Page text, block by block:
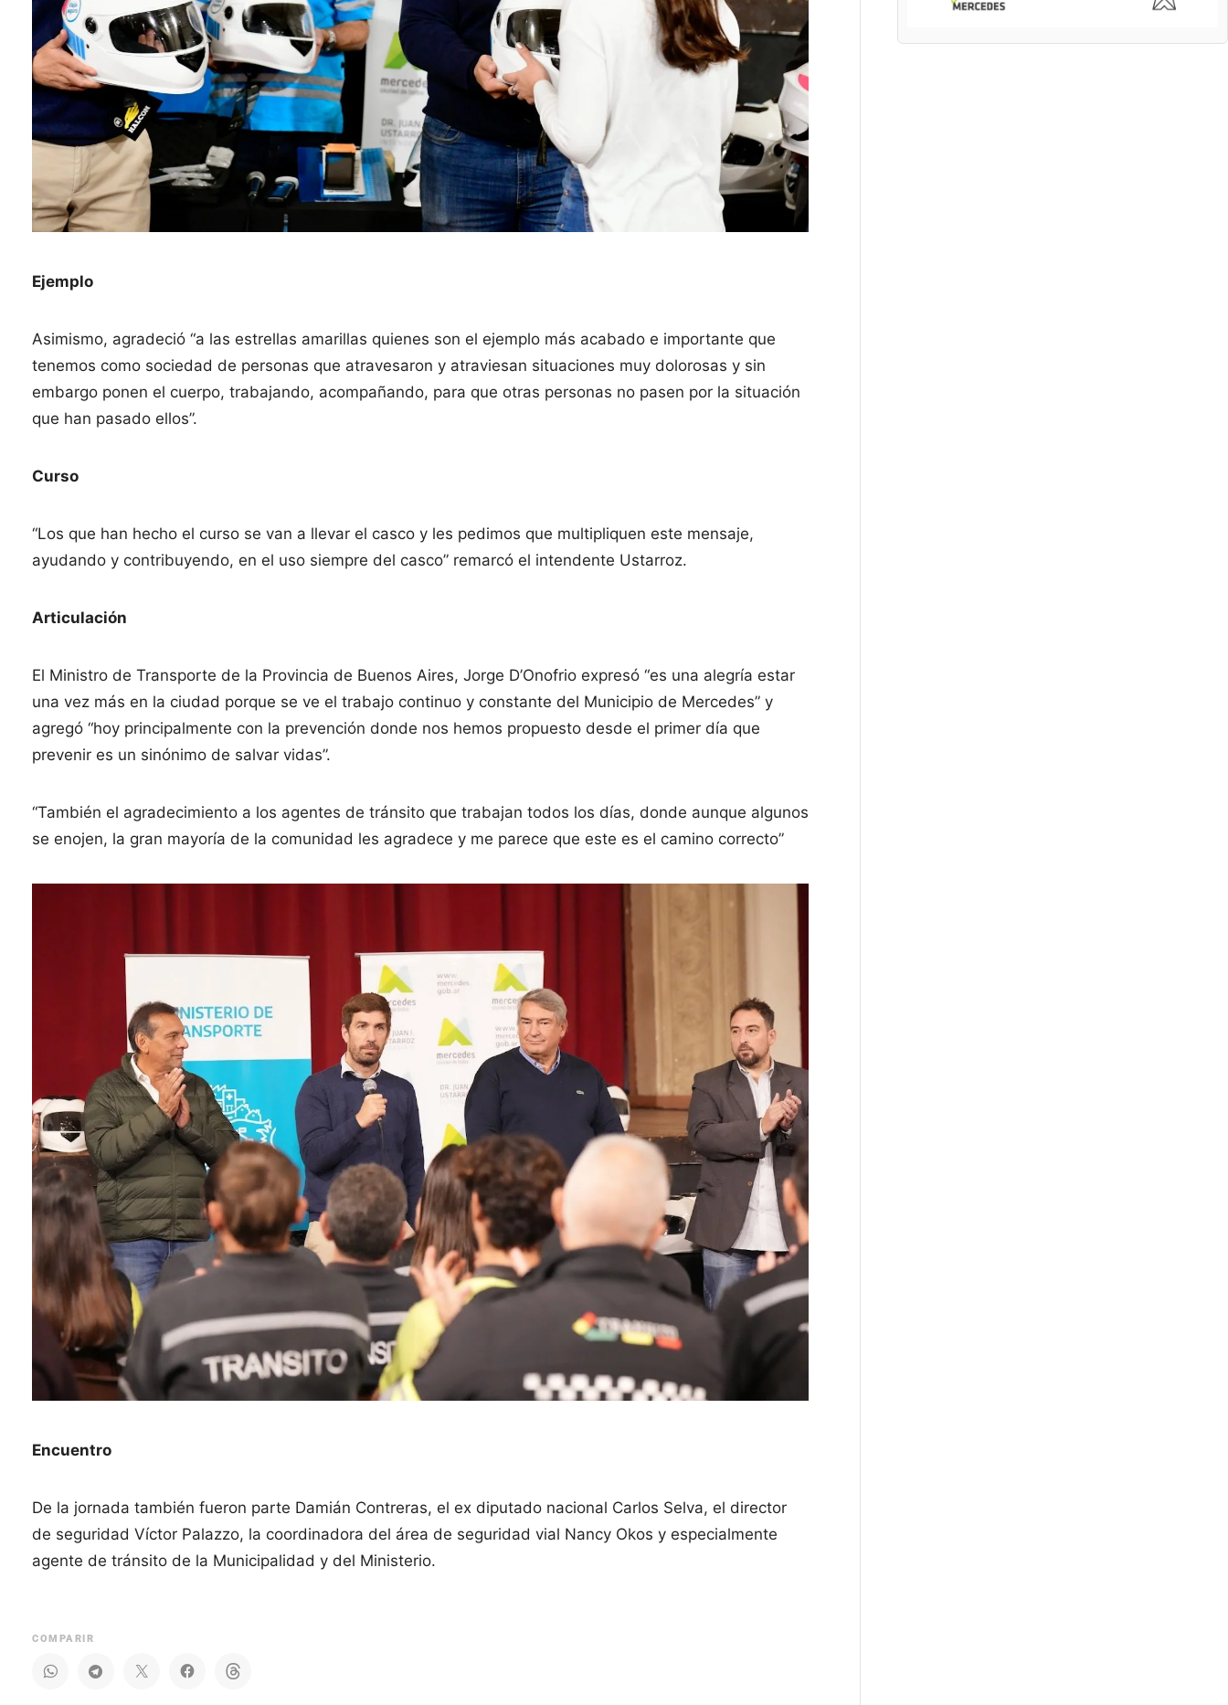
Ejemplo
Asimismo, agradeció “a las estrellas amarillas quienes son el ejemplo más acabado e importante que
tenemos como sociedad de personas que atravesaron y atraviesan situaciones muy dolorosas y sin
embargo ponen el cuerpo, trabajando, acompañando, para que otras personas no pasen por la situación
que han pasado ellos”.
Curso
“Los que han hecho el curso se van a llevar el casco y les pedimos que multipliquen este mensaje,
ayudando y contribuyendo, en el uso siempre del casco” remarcó el intendente Ustarroz.
Articulación
El Ministro de Transporte de la Provincia de Buenos Aires, Jorge D’Onofrio expresó “es una alegría estar
una vez más en la ciudad porque se ve el trabajo continuo y constante del Municipio de Mercedes” y
agregó “hoy principalmente con la prevención donde nos hemos propuesto desde el primer día que
prevenir es un sinónimo de salvar vidas”.
“También el agradecimiento a los agentes de tránsito que trabajan todos los días, donde aunque algunos
se enojen, la gran mayoría de la comunidad les agradece y me parece que este es el camino correcto”
Encuentro
De la jornada también fueron parte Damián Contreras, el ex diputado nacional Carlos Selva, el director
de seguridad Víctor Palazzo, la coordinadora del área de seguridad vial Nancy Okos y especialmente
agente de tránsito de la Municipalidad y del Ministerio.
COMPARIR